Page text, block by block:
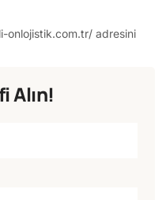
onlojistik.com.tr/ adresini
Alın!